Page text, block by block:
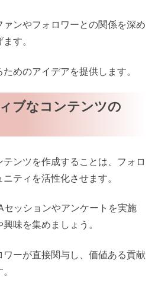
ンやフォロワーとの関係を深め
す。
めのアイデアを提供します。
ブなコンテンツの
ンツを作成することは、フォロ
ティを活性化させます。
セッションやアンケートを実施
味を集めましょう。
ーが直接関与し、価値ある貢献